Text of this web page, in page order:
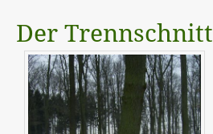
Der Trennschnitt